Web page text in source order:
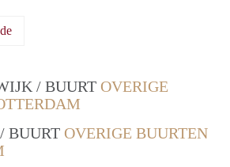
/ BUURT OVERIGE
BUURT OVERIGE BUURTEN